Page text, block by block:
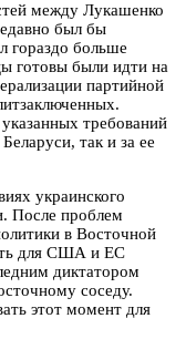
между Лукашенко
был бы
гораздо больше
готовы были идти на
партийной
требований
так и за ее
украинского
После проблем
в Восточной
для США и ЕС
диктатором
соседу.
этот момент для